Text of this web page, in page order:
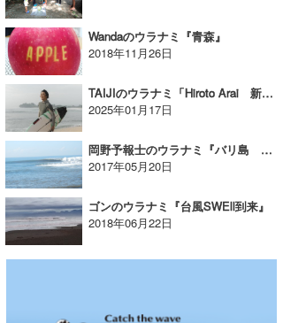
Wandaのウラナミ『青森』
2018年11月26日
TAIJIのウラナミ「Hiroto Arai 新井洋人」
2025年01月17日
岡野予報士のウラナミ『バリ島 ケテウェル』
2017年05月20日
ゴンのウラナミ『台風SWEll到来』
2018年06月22日